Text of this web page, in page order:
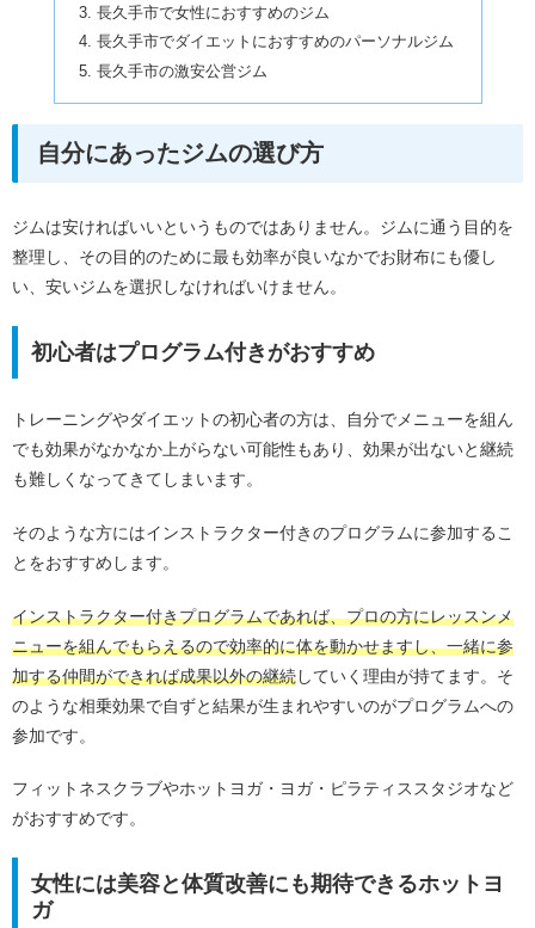
長久手市で女性におすすめのジム
長久手市でダイエットにおすすめのパーソナルジム
長久手市の激安公営ジム
自分にあったジムの選び方
ジムは安ければいいというものではありません。ジムに通う目的を
整理し、その目的のために最も効率が良いなかでお財布にも優し
い、安いジムを選択しなければいけません。
初心者はプログラム付きがおすすめ
トレーニングやダイエットの初心者の方は、自分でメニューを組ん
でも効果がなかなか上がらない可能性もあり、効果が出ないと継続
も難しくなってきてしまいます。
そのような方にはインストラクター付きのプログラムに参加するこ
とをおすすめします。
インストラクター付きプログラムであれば、プロの方にレッスンメ
ニューを組んでもらえるので効率的に体を動かせますし、一緒に参
加する仲間ができれば成果以外の継続していく理由が持てます。そ
のような相乗効果で自ずと結果が生まれやすいのがプログラムへの
参加です。
フィットネスクラブやホットヨガ・ヨガ・ピラティススタジオなど
がおすすめです。
女性には美容と体質改善にも期待できるホットヨ
ガ